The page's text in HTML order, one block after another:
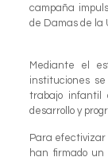
campaña
de Damas de la
Mediante el
instituciones
trabajo infantil
desarrollo y
Para efectivizar
han firmado un